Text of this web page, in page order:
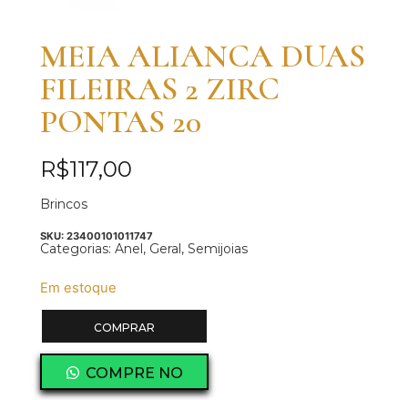
MEIA ALIANCA DUAS
FILEIRAS 2 ZIRC
PONTAS 20
R$117,00
Brincos
SKU: 23400101011747
Categorias: Anel, Geral, Semijoias
Em estoque
COMPRAR
COMPRE NO